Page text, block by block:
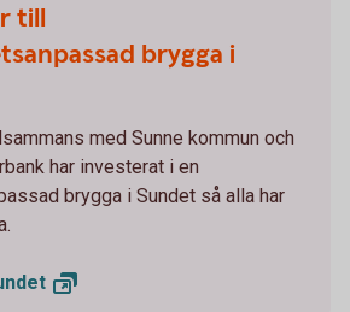
till
brygga i
med Sunne kommun och
har investerat i en
brygga i Sundet så alla har